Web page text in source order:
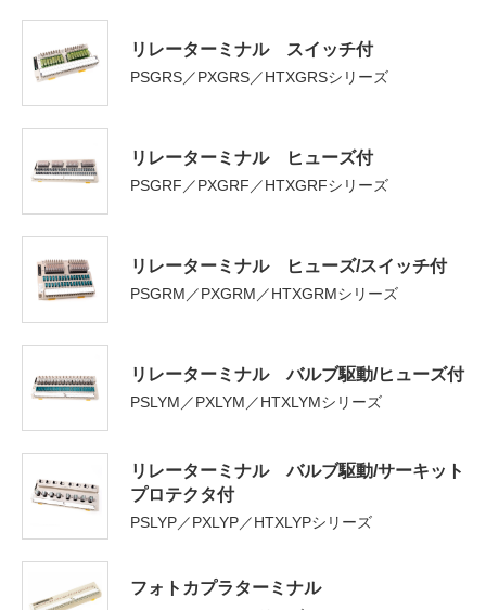
リレーターミナル スイッチ付
PSGRS／PXGRS／HTXGRSシリーズ
リレーターミナル ヒューズ付
PSGRF／PXGRF／HTXGRFシリーズ
リレーターミナル ヒューズ/スイッチ付
PSGRM／PXGRM／HTXGRMシリーズ
リレーターミナル バルブ駆動/ヒューズ付
PSLYM／PXLYM／HTXLYMシリーズ
リレーターミナル バルブ駆動/サーキット
プロテクタ付
PSLYP／PXLYP／HTXLYPシリーズ
フォトカプラターミナル